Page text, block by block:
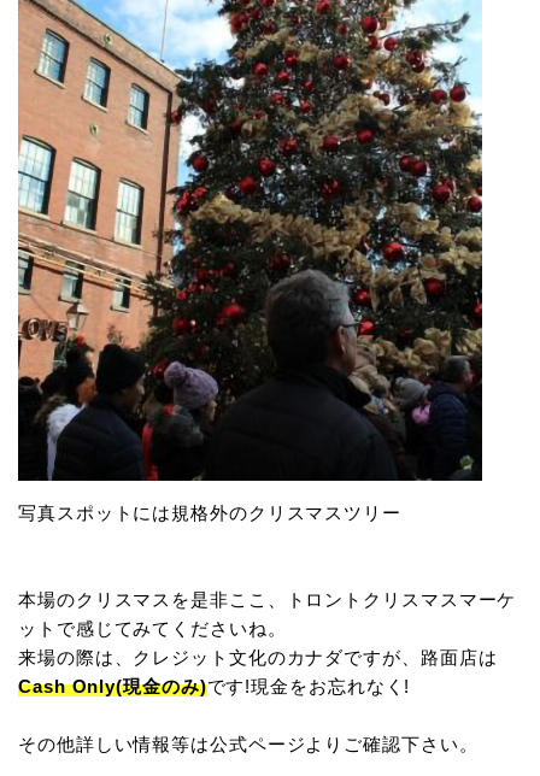
写真スポットには規格外のクリスマスツリー
本場のクリスマスを是非ここ、トロントクリスマスマーケ
ットで感じてみてくださいね。
来場の際は、クレジット文化のカナダですが、路面店は
Cash Only(現金のみ)です!現金をお忘れなく!
その他詳しい情報等は公式ページよりご確認下さい。